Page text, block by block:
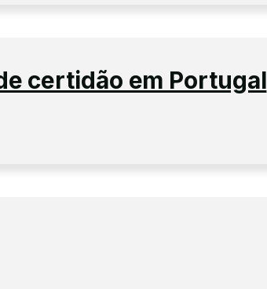
certidão em Portugal